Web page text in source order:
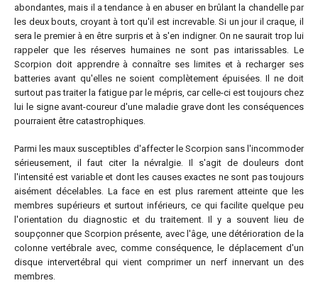
abondantes, mais il a tendance à en abuser en brûlant la chandelle par
les deux bouts, croyant à tort qu'il est increvable. Si un jour il craque, il
sera le premier à en être surpris et à s'en indigner. On ne saurait trop lui
rappeler que les réserves humaines ne sont pas intarissables. Le
Scorpion doit apprendre à connaître ses limites et à recharger ses
batteries avant qu'elles ne soient complètement épuisées. Il ne doit
surtout pas traiter la fatigue par le mépris, car celle-ci est toujours chez
lui le signe avant-coureur d'une maladie grave dont les conséquences
pourraient être catastrophiques.
Parmi les maux susceptibles d'affecter le Scorpion sans l'incommoder
sérieusement, il faut citer la névralgie. Il s'agit de douleurs dont
l'intensité est variable et dont les causes exactes ne sont pas toujours
aisément décelables. La face en est plus rarement atteinte que les
membres supérieurs et surtout inférieurs, ce qui facilite quelque peu
l'orientation du diagnostic et du traitement. Il y a souvent lieu de
soupçonner que Scorpion présente, avec l'âge, une détérioration de la
colonne vertébrale avec, comme conséquence, le déplacement d'un
disque intervertébral qui vient comprimer un nerf innervant un des
membres.